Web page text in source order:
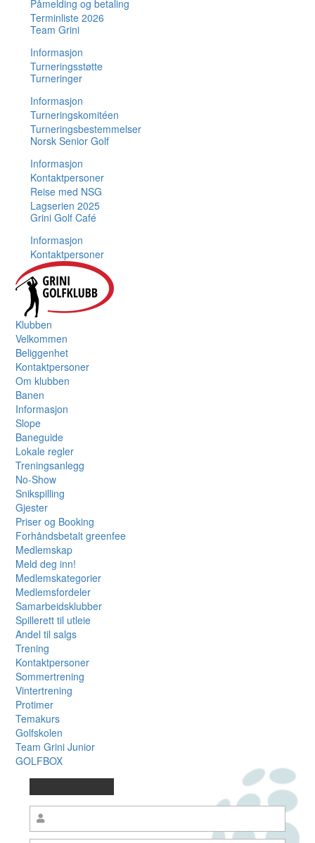
Påmelding og betaling
Terminliste 2026
Team Grini
Informasjon
Turneringsstøtte
Turneringer
Informasjon
Turneringskomitéen
Turneringsbestemmelser
Norsk Senior Golf
Informasjon
Kontaktpersoner
Reise med NSG
Lagserien 2025
Grini Golf Café
Informasjon
Kontaktpersoner
Klubben
Velkommen
Beliggenhet
Kontaktpersoner
Om klubben
Banen
Informasjon
Slope
Baneguide
Lokale regler
Treningsanlegg
No-Show
Snikspilling
Gjester
Priser og Booking
Forhåndsbetalt greenfee
Medlemskap
Meld deg inn!
Medlemskategorier
Medlemsfordeler
Samarbeidsklubber
Spillerett til utleie
Andel til salgs
Trening
Kontaktpersoner
Sommertrening
Vintertrening
Protimer
Temakurs
Golfskolen
Team Grini Junior
GOLFBOX